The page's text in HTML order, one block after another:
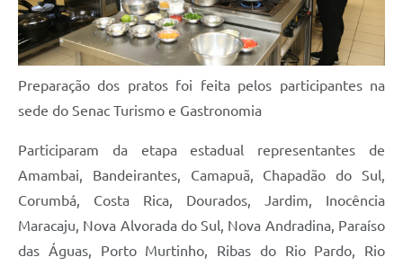
Preparação dos pratos foi feita pelos participantes na
sede do Senac Turismo e Gastronomia
Participaram da etapa estadual representantes de
Amambai, Bandeirantes, Camapuã, Chapadão do Sul,
Corumbá, Costa Rica, Dourados, Jardim, Inocência
Maracaju, Nova Alvorada do Sul, Nova Andradina, Paraíso
das Águas, Porto Murtinho, Ribas do Rio Pardo, Rio